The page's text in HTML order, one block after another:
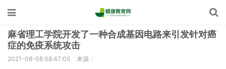
麻省理工学院开发了一种合成基因电路来引发针对癌
症的免疫系统攻击
2021-08-08 08:47:05 来源：